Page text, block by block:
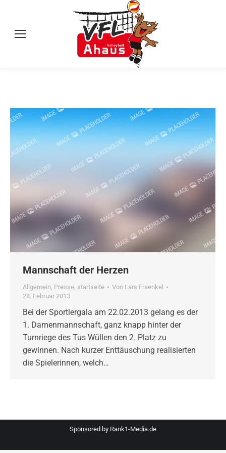
Mannschaft der Herzen
Allgemein, Presse, startseite Von Lars Fraenkel
28. Februar 2013
Bei der Sportlergala am 22.02.2013 gelang es der
1. Damenmannschaft, ganz knapp hinter der
Turnriege des Tus Wüllen den 2. Platz zu
gewinnen. Nach kurzer Enttäuschung realisierten
die Spielerinnen, welch…
Sponsored by Rank1-Media.de